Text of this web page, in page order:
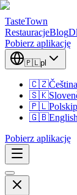
TasteTown
RestauracjeBlog
Pobierz aplikację
🇵🇱pl
🇨🇿Čeština
🇸🇰
🇵🇱Polski
🇬🇧English
Pobierz aplikację